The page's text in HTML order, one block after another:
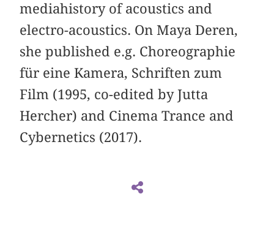
mediahistory of acoustics and
electro-acoustics. On Maya Deren,
she published e.g. Choreographie
für eine Kamera, Schriften zum
Film (1995, co-edited by Jutta
Hercher) and Cinema Trance and
Cybernetics (2017).